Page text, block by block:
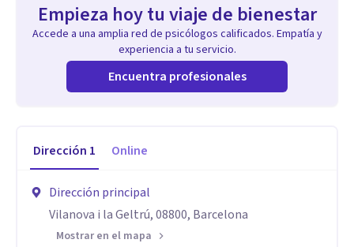
Empieza hoy tu viaje de bienestar
Accede a una amplia red de psicólogos calificados. Empatía y
experiencia a tu servicio.
Encuentra profesionales
Dirección 1 Online
Dirección principal
Vilanova i la Geltrú, 08800, Barcelona
Mostrar en el mapa